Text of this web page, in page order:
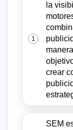
1
la
crear
SEM